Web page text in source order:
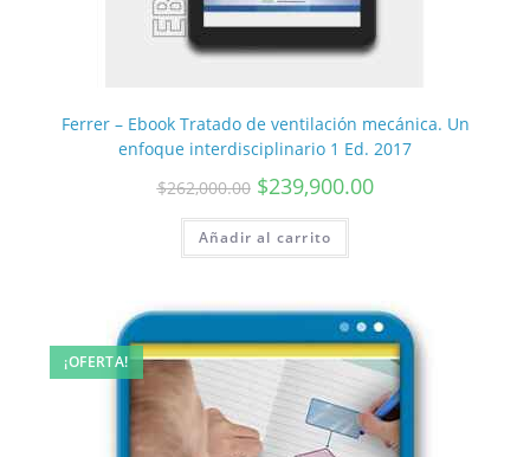
Ferrer – Ebook Tratado de ventilación mecánica. Un
enfoque interdisciplinario 1 Ed. 2017
$262,000.00 $239,900.00
Añadir al carrito
¡OFERTA!